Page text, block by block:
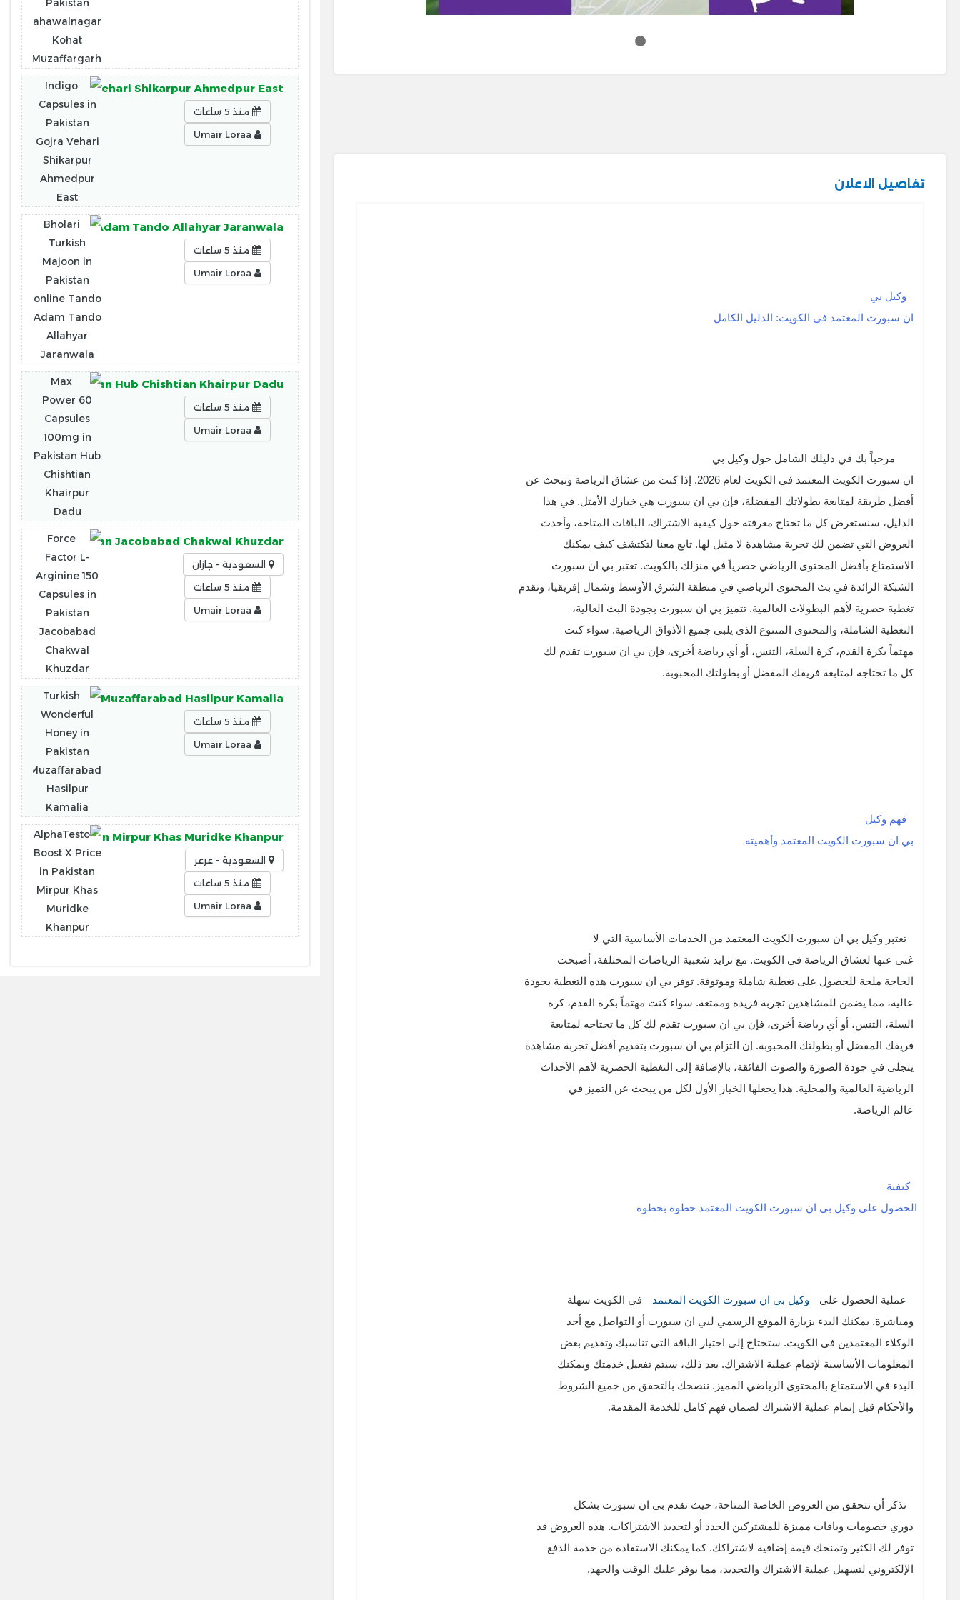
تفاصيل الاعلان
وكيل بي
ان سبورت المعتمد في الكويت: الدليل الكامل
مرحباً بك في دليلك الشامل حول وكيل بي
ان سبورت الكويت المعتمد في الكويت لعام 2026. إذا كنت من عشاق الرياضة وتبحث عن
أفضل طريقة لمتابعة بطولاتك المفضلة، فإن بي ان سبورت هي خيارك الأمثل. في هذا
الدليل، سنستعرض كل ما تحتاج معرفته حول كيفية الاشتراك، الباقات المتاحة، وأحدث
العروض التي تضمن لك تجربة مشاهدة لا مثيل لها. تابع معنا لتكتشف كيف يمكنك
الاستمتاع بأفضل المحتوى الرياضي حصرياً في منزلك بالكويت. تعتبر بي ان سبورت
الشبكة الرائدة في بث المحتوى الرياضي في منطقة الشرق الأوسط وشمال إفريقيا، وتقدم
تغطية حصرية لأهم البطولات العالمية. تتميز بي ان سبورت بجودة البث العالية،
التغطية الشاملة، والمحتوى المتنوع الذي يلبي جميع الأذواق الرياضية. سواء كنت
مهتماً بكرة القدم، كرة السلة، التنس، أو أي رياضة أخرى، فإن بي ان سبورت تقدم لك
كل ما تحتاجه لمتابعة فريقك المفضل أو بطولتك المحبوبة.
فهم وكيل
بي ان سبورت الكويت المعتمد وأهميته
تعتبر وكيل بي ان سبورت الكويت المعتمد من الخدمات الأساسية التي لا
غنى عنها لعشاق الرياضة في الكويت. مع تزايد شعبية الرياضات المختلفة، أصبحت
الحاجة ملحة للحصول على تغطية شاملة وموثوقة. توفر بي ان سبورت هذه التغطية بجودة
عالية، مما يضمن للمشاهدين تجربة فريدة وممتعة. سواء كنت مهتماً بكرة القدم، كرة
السلة، التنس، أو أي رياضة أخرى، فإن بي ان سبورت تقدم لك كل ما تحتاجه لمتابعة
فريقك المفضل أو بطولتك المحبوبة. إن التزام بي ان سبورت بتقديم أفضل تجربة مشاهدة
يتجلى في جودة الصورة والصوت الفائقة، بالإضافة إلى التغطية الحصرية لأهم الأحداث
الرياضية العالمية والمحلية. هذا يجعلها الخيار الأول لكل من يبحث عن التميز في
عالم الرياضة.
كيفية
الحصول على وكيل بي ان سبورت الكويت المعتمد خطوة بخطوة
عملية الحصول على وكيل بي ان سبورت الكويت المعتمد
في الكويت سهلة
ومباشرة. يمكنك البدء بزيارة الموقع الرسمي لبي ان سبورت أو التواصل مع أحد
الوكلاء المعتمدين في الكويت. ستحتاج إلى اختيار الباقة التي تناسبك وتقديم بعض
المعلومات الأساسية لإتمام عملية الاشتراك. بعد ذلك، سيتم تفعيل خدمتك ويمكنك
البدء في الاستمتاع بالمحتوى الرياضي المميز. ننصحك بالتحقق من جميع الشروط
والأحكام قبل إتمام عملية الاشتراك لضمان فهم كامل للخدمة المقدمة.
تذكر أن تتحقق من العروض الخاصة المتاحة، حيث تقدم بي ان سبورت بشكل
دوري خصومات وباقات مميزة للمشتركين الجدد أو لتجديد الاشتراكات. هذه العروض قد
توفر لك الكثير وتمنحك قيمة إضافية لاشتراكك. كما يمكنك الاستفادة من خدمة الدفع
الإلكتروني لتسهيل عملية الاشتراك والتجديد، مما يوفر عليك الوقت والجهد.
Pakistan Gojra Vehari Shikarpur Ahmedpur East
منذ 5 ساعات
online Tando Adam Tando Allahyar Jaranwala
منذ 5 ساعات
100mg in Pakistan Hub Chishtian Khairpur Dadu
منذ 5 ساعات
in Pakistan Jacobabad Chakwal Khuzdar
السعودية - جازان
منذ 5 ساعات
in Pakistan Muzaffarabad Hasilpur Kamalia
منذ 5 ساعات
Price in Pakistan Mirpur Khas Muridke Khanpur
السعودية - عرعر
منذ 5 ساعات